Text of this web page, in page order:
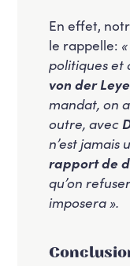
En effet,
le rappelle:
politiques et
von der
mandat, on
outre, avec
n’est jamais
rapport de
qu’on
imposera ».